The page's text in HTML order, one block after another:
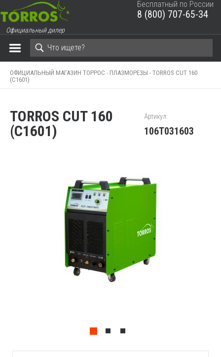
Официальный дилер
Бесплатный по России
8 (800) 707-65-34
ОФИЦИАЛЬНЫЙ МАГАЗИН ТОРРОС - ПЛАЗМОРЕЗЫ - TORROS CUT 160
(C1601)
TORROS CUT 160
(C1601)
Артикул:
106T031603
ЗАКРЫТЬ КОРЗИНУ